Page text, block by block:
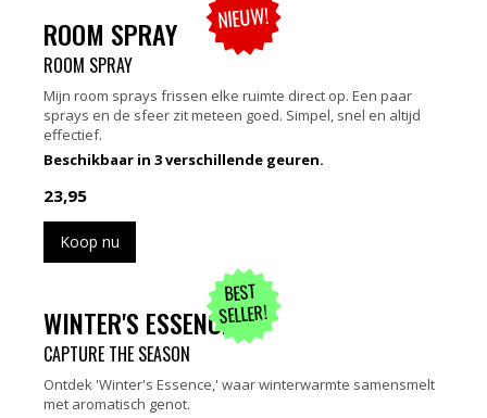
NIEUW!
ROOM SPRAY
ROOM SPRAY
Mijn room sprays frissen elke ruimte direct op. Een paar
sprays en de sfeer zit meteen goed. Simpel, snel en altijd
effectief.
Beschikbaar in 3 verschillende geuren.
23,95
Koop nu
BEST
SELLER!
WINTER'S ESSENCE
CAPTURE THE SEASON
Ontdek 'Winter's Essence,' waar winterwarmte samensmelt
met aromatisch genot.